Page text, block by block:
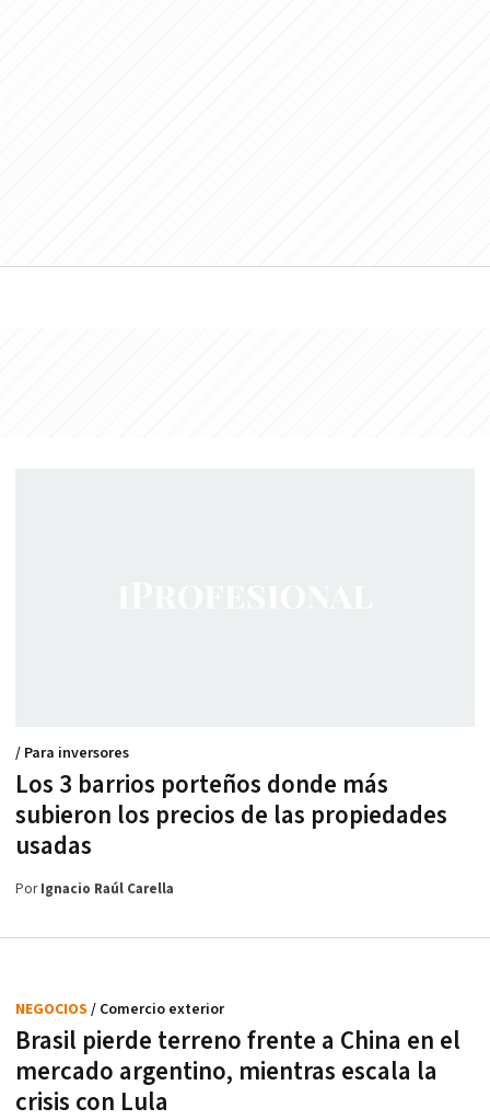
Los 3 barrios porteños donde más
subieron los precios de las propiedades
usadas
/ Para inversores
PorIgnacio Raúl Carella
Brasil pierde terreno frente a China en el
mercado argentino, mientras escala la
crisis con Lula
NEGOCIOS / Comercio exterior